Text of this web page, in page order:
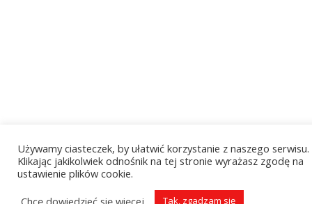
Używamy ciasteczek, by ułatwić korzystanie z naszego serwisu.
Klikając jakikolwiek odnośnik na tej stronie wyrażasz zgodę na
ustawienie plików cookie.
Chcę dowiedzieć się więcej
Tak, zgadzam się